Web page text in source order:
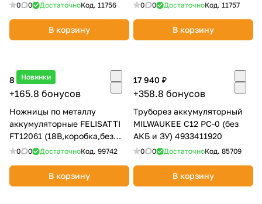
0 0 ДостаточноКод. 11756
В корзину
0 0 ДостаточноКод. 11757
В корзину
Новинки
8 290 ₽
+165.8 бонусов
Ножницы по металлу
аккумуляторные FELISATTI
FT12061 (18В,коробка,без
АКБ и ЗУ)
0 0 ДостаточноКод. 99742
В корзину
17 940 ₽
+358.8 бонусов
Труборез аккумуляторный
MILWAUKEE C12 PC-0 (без
АКБ и ЗУ) 4933411920
0 0 ДостаточноКод. 85709
В корзину